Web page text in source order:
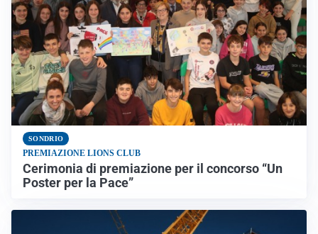
SONDRIO
PREMIAZIONE LIONS CLUB
Cerimonia di premiazione per il concorso “Un
Poster per la Pace”